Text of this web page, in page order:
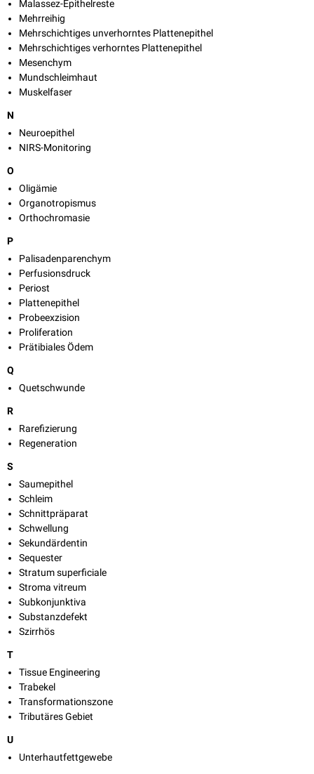
Malassez-Epithelreste
Mehrreihig
Mehrschichtiges unverhorntes Plattenepithel
Mehrschichtiges verhorntes Plattenepithel
Mesenchym
Mundschleimhaut
Muskelfaser
N
Neuroepithel
NIRS-Monitoring
O
Oligämie
Organotropismus
Orthochromasie
P
Palisadenparenchym
Perfusionsdruck
Periost
Plattenepithel
Probeexzision
Proliferation
Prätibiales Ödem
Q
Quetschwunde
R
Rarefizierung
Regeneration
S
Saumepithel
Schleim
Schnittpräparat
Schwellung
Sekundärdentin
Sequester
Stratum superficiale
Stroma vitreum
Subkonjunktiva
Substanzdefekt
Szirrhös
T
Tissue Engineering
Trabekel
Transformationszone
Tributäres Gebiet
U
Unterhautfettgewebe